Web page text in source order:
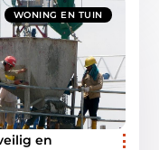
WONING EN TUIN
en